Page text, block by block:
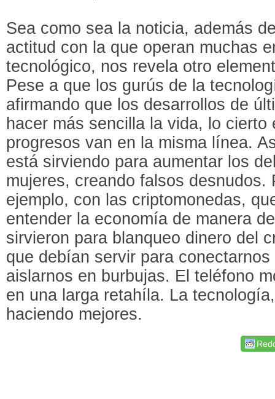
Sea como sea la noticia, además
actitud con la que operan muchas
tecnológico, nos revela otro
Pese a que los gurús de la
afirmando que los desarrollos de
hacer más sencilla la vida, lo
progresos van en la misma línea.
está sirviendo para aumentar los
mujeres, creando falsos desnudos.
ejemplo, con las criptomonedas,
entender la economía de manera
sirvieron para blanqueo dinero del
que debían servir para
aislarnos en burbujas. El teléfono
en una larga retahíla. La
haciendo mejores.